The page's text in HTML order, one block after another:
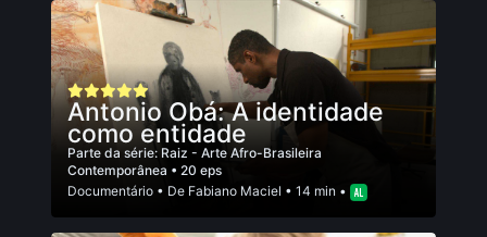
Antonio Obá: A identidade
como entidade
Parte da série: Raiz - Arte Afro-Brasileira
Contemporânea • 20 eps
Documentário • De Fabiano Maciel • 14 min •